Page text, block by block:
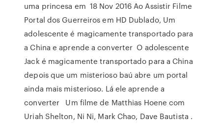
uma princesa em 18 Nov 2016 Ao Assistir Filme
Portal dos Guerreiros em HD Dublado, Um
adolescente é magicamente transportado para
a China e aprende a converter O adolescente
Jack é magicamente transportado para a China
depois que um misterioso baú abre um portal
ainda mais misterioso. Lá ele aprende a
converter Um filme de Matthias Hoene com
Uriah Shelton, Ni Ni, Mark Chao, Dave Bautista .